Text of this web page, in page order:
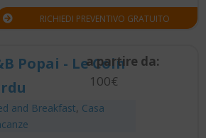
RICHIEDI PREVENTIVO GRATUITO
Popai - Le Coin
and Breakfast, Casa
a partire da:
100€